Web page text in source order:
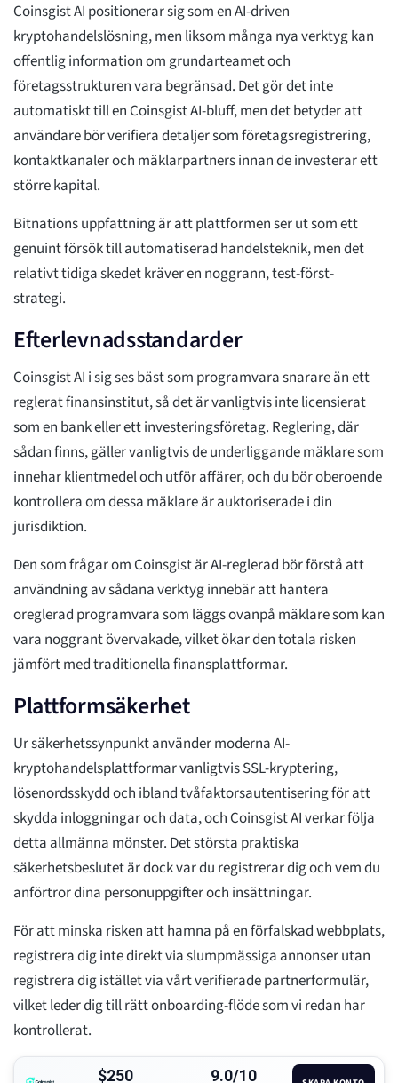
Coinsgist AI positionerar sig som en AI-driven
kryptohandelslösning, men liksom många nya verktyg kan
offentlig information om grundarteamet och
företagsstrukturen vara begränsad. Det gör det inte
automatiskt till en Coinsgist AI-bluff, men det betyder att
användare bör verifiera detaljer som företagsregistrering,
kontaktkanaler och mäklarpartners innan de investerar ett
större kapital.
Bitnations uppfattning är att plattformen ser ut som ett
genuint försök till automatiserad handelsteknik, men det
relativt tidiga skedet kräver en noggrann, test-först-
strategi.
Efterlevnadsstandarder
Coinsgist AI i sig ses bäst som programvara snarare än ett
reglerat finansinstitut, så det är vanligtvis inte licensierat
som en bank eller ett investeringsföretag. Reglering, där
sådan finns, gäller vanligtvis de underliggande mäklare som
innehar klientmedel och utför affärer, och du bör oberoende
kontrollera om dessa mäklare är auktoriserade i din
jurisdiktion.
Den som frågar om Coinsgist är AI-reglerad bör förstå att
användning av sådana verktyg innebär att hantera
oreglerad programvara som läggs ovanpå mäklare som kan
vara noggrant övervakade, vilket ökar den totala risken
jämfört med traditionella finansplattformar.
Plattformsäkerhet
Ur säkerhetssynpunkt använder moderna AI-
kryptohandelsplattformar vanligtvis SSL-kryptering,
lösenordsskydd och ibland tvåfaktorsautentisering för att
skydda inloggningar och data, och Coinsgist AI verkar följa
detta allmänna mönster. Det största praktiska
säkerhetsbeslutet är dock var du registrerar dig och vem du
anförtror dina personuppgifter och insättningar.
För att minska risken att hamna på en förfalskad webbplats,
registrera dig inte direkt via slumpmässiga annonser utan
registrera dig istället via vårt verifierade partnerformulär,
vilket leder dig till rätt onboarding-flöde som vi redan har
kontrollerat.
$250 9.0/10